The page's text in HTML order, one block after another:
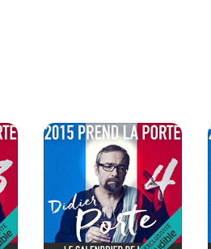
Porte chronique les événements
Audible et est uniquement
(P)2015 Audible